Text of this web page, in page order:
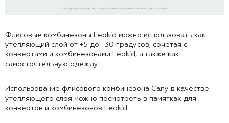
Флисовые комбинезоны Leokid можно использовать как
утепляющий слой от +5 до -30 градусов, сочетая с
конвертами и комбинезонами Leokid, а также как
самостоятельную одежду.
Использование флисового комбинезона Cany в качестве
утепляющего слоя можно посмотреть в памятках для
конвертов и комбинезонов Leokid.